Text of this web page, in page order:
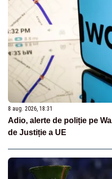
8 aug. 2026, 18:31
Adio, alerte de poliție pe
de Justiție a UE